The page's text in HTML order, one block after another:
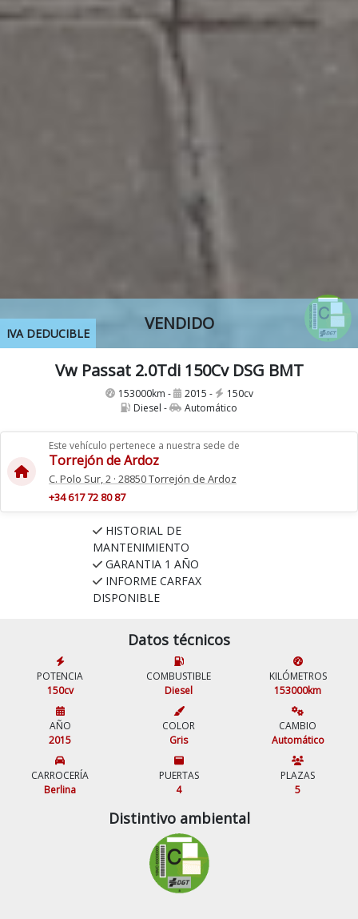
VENDIDO
IVA DEDUCIBLE
Vw Passat 2.0Tdi 150Cv DSG BMT
153000km - 2015 -
150cv
Diesel -
Automático
Este vehículo pertenece a nuestra sede de
Torrejón de Ardoz
C. Polo Sur, 2 · 28850 Torrejón de Ardoz
+34 617 72 80 87
HISTORIAL DE
MANTENIMIENTO
GARANTIA 1 AÑO
INFORME CARFAX
DISPONIBLE
Datos técnicos
POTENCIA
150cv
COMBUSTIBLE
Diesel
KILÓMETROS
153000km
AÑO
2015
COLOR
Gris
CAMBIO
Automático
CARROCERÍA
Berlina
PUERTAS
4
PLAZAS
5
Distintivo ambiental